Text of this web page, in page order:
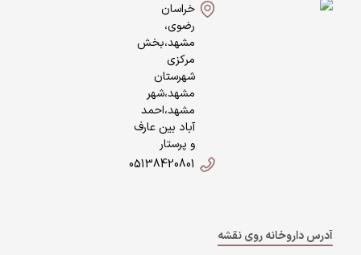
خراسان
رضوی،
مشهد،بخش
مرکزی
شهرستان
مشهد،شهر
مشهد،احمد
آباد بین عارف
و پرستار
05138420801
آدرس داروخانه روی نقشه